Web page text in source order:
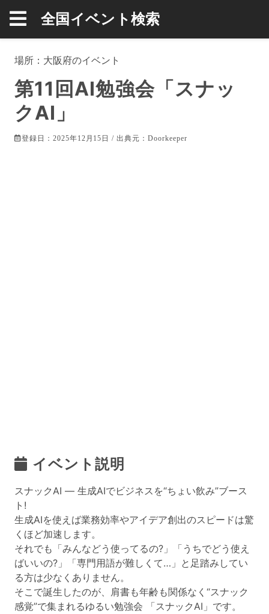
全国イベント検索
場所： 大阪府のイベント
第11回AI勉強会「スナッ
クAI」
登録日：2025年12月15日 / 出典元：Doorkeeper
イベント説明
スナックAI ― 生成AIでビジネスを“ちょい飲み”ブース
ト!
生成AIを使えば業務効率やアイデア創出のスピードは驚
くほど加速します。
それでも「みんなどう使ってるの?」「うちでどう使え
ばいいの?」「専門用語が難しくて…」と足踏みしてい
る方は少なくありません。
そこで誕生したのが、肩書も年齢も関係なく“スナック
感覚”で集まれるゆるい勉強会 「スナックAI」です。